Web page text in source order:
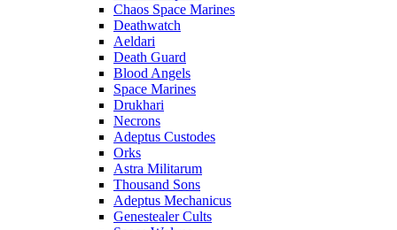
Chaos Space Marines
Deathwatch
Aeldari
Death Guard
Blood Angels
Space Marines
Drukhari
Necrons
Adeptus Custodes
Orks
Astra Militarum
Thousand Sons
Adeptus Mechanicus
Genestealer Cults